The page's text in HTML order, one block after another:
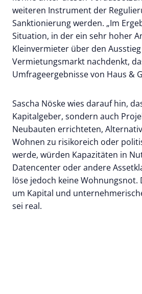
weiteren Instrument der
Sanktionierung werden. „Im
Situation, in der ein sehr hoher
Kleinvermieter über den
Vermietungsmarkt nachdenkt,
Umfrageergebnisse von Haus &
Sascha Nöske wies darauf hin,
Kapitalgeber, sondern auch
Neubauten errichteten,
Wohnen zu risikoreich oder
werde, würden Kapazitäten in
Datencenter oder andere
löse jedoch keine Wohnungsnot.
um Kapital und
sei real.